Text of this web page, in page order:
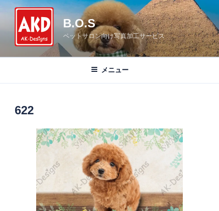
B.O.S
ペットサロン向け写真加工サービス
メニュー
622